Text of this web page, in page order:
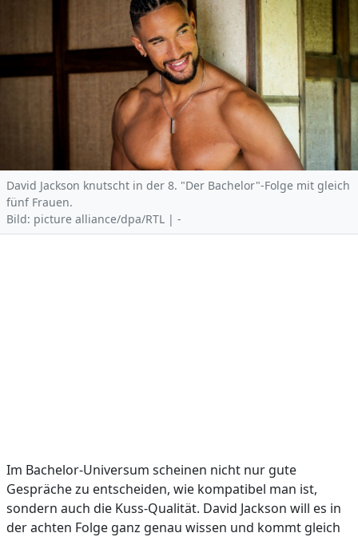
David Jackson knutscht in der 8. "Der Bachelor"-Folge mit gleich
fünf Frauen.
Bild: picture alliance/dpa/RTL | -
Im Bachelor-Universum scheinen nicht nur gute
Gespräche zu entscheiden, wie kompatibel man ist,
sondern auch die Kuss-Qualität. David Jackson will es in
der achten Folge ganz genau wissen und kommt gleich